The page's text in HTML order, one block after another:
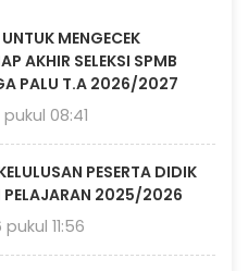
MENGECEK
AKHIR SELEKSI SPMB
PALU T.A 2026/2027
08:41
PESERTA DIDIK
PELAJARAN 2025/2026
11:56